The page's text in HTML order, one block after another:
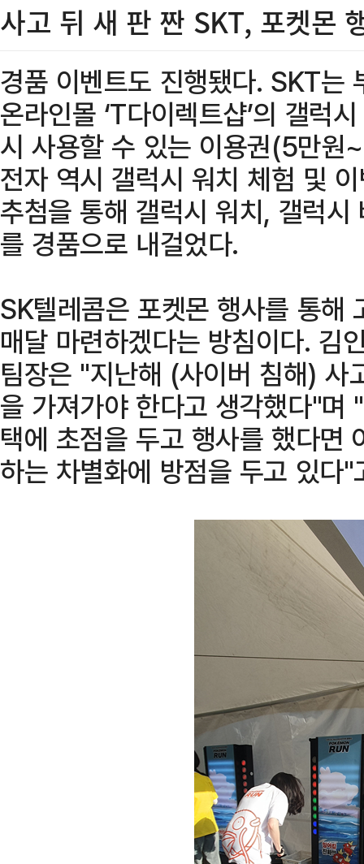
사고 뒤 새 판 짠 SKT, 포켓몬
경품 이벤트도 진행됐다. SKT는
온라인몰 ‘T다이렉트샵’의 갤럭
시 사용할 수 있는 이용권(5만
전자 역시 갤럭시 워치 체험 및
추첨을 통해 갤럭시 워치, 갤럭
를 경품으로 내걸었다.
SK텔레콤은 포켓몬 행사를 통해
매달 마련하겠다는 방침이다.
팀장은 "지난해 (사이버 침해) 사
을 가져가야 한다고 생각했다"며
택에 초점을 두고 행사를 했다면
하는 차별화에 방점을 두고 있다"